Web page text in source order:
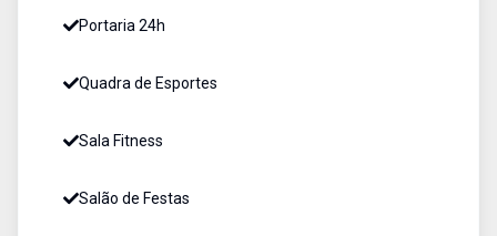
Portaria 24h
Quadra de Esportes
Sala Fitness
Salão de Festas